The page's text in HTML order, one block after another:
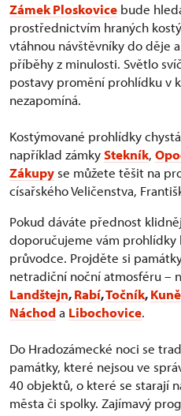
Zámek Ploskovice bude
prostřednictvím hraných
vtáhnou návštěvníky do děje
příběhy z minulosti. Světlo
postavy promění prohlídku v
nezapomíná.
Kostýmované prohlídky
například zámkyStekník,
Zákupy se můžete těšit na
císařského Veličenstva,
Pokud dáváte přednost
doporučujeme vám prohlídky
průvodce. Projděte si
netradiční noční atmosféru –
Landštejn,Rabí,Točník,
Náchoda Libochovice.
Do Hradozámecké noci se
památky, které nejsou ve
40 objektů, o které se starají
města či spolky. Zajímavý